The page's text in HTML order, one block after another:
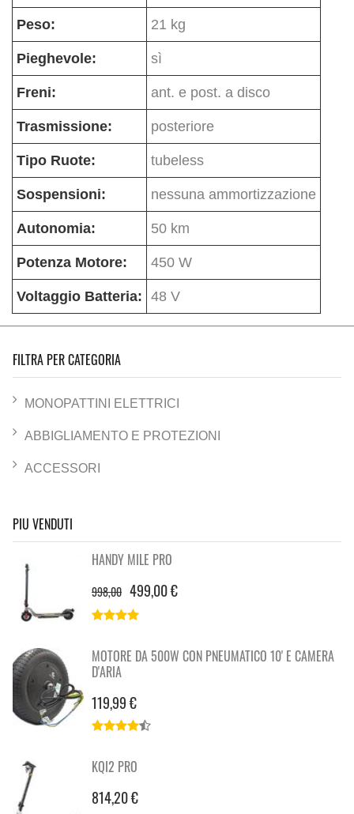
FILTRA PER CATEGORIA
MONOPATTINI ELETTRICI
ABBIGLIAMENTO E PROTEZIONI
ACCESSORI
PIU VENDUTI
HANDY MILE PRO
998,00 499,00 €
MOTORE DA 500W CON PNEUMATICO 10' E CAMERA
D'ARIA
119,99 €
KQI2 PRO
814,20 €
Peso: 21 kg
Pieghevole: sì
Freni: ant. e post. a disco
Trasmissione: posteriore
Tipo Ruote: tubeless
Sospensioni: nessuna ammortizzazione
Autonomia: 50 km
Potenza Motore: 450 W
Voltaggio Batteria: 48 V